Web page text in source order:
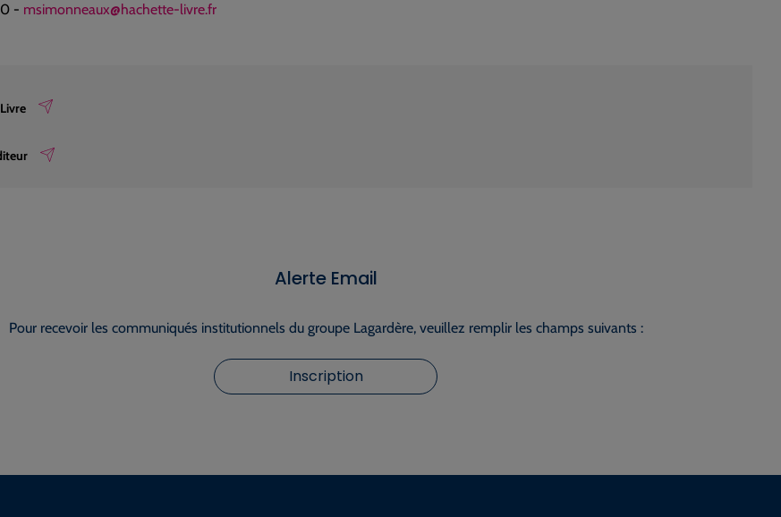
- msimonneaux@hachette-livre.fr
Alerte Email
Pour recevoir les communiqués institutionnels du groupe Lagardère, veuillez remplir les champs suivants :
Inscription